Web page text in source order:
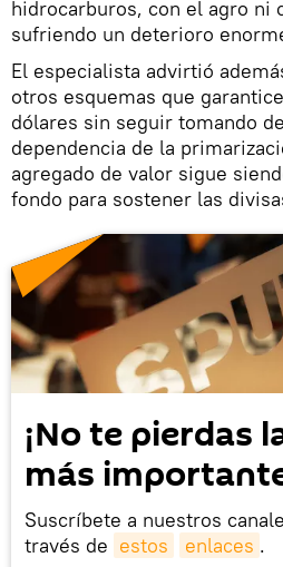
hidrocarburos, con el agro ni
sufriendo un deterioro
El especialista advirtió
otros esquemas que
dólares sin seguir tomando
dependencia de la
agregado de valor sigue
fondo para sostener las
¡No te pierdas
más
Suscríbete a nuestros
través de estos enlaces .